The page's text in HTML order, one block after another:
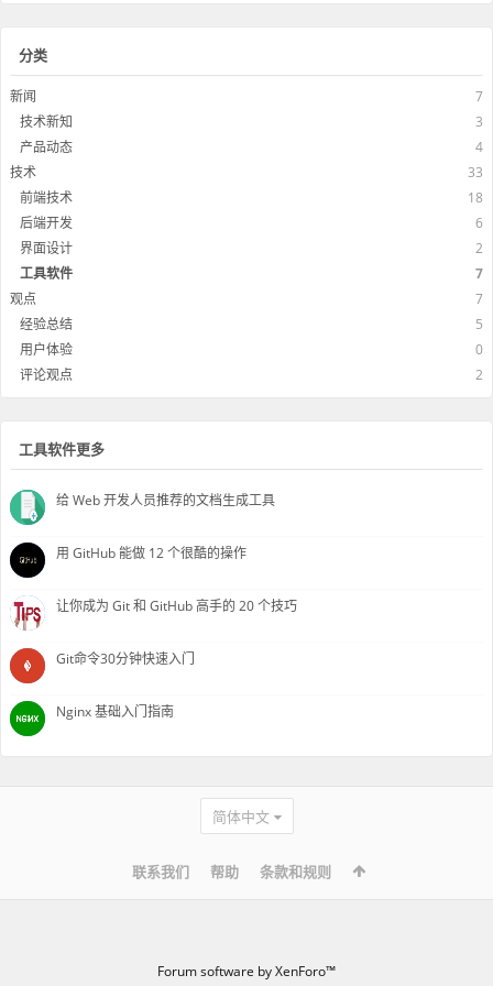
分类
新闻
7
技术新知
3
产品动态
4
技术
33
前端技术
18
后端开发
6
界面设计
2
工具软件
7
观点
7
经验总结
5
用户体验
0
评论观点
2
工具软件更多
给 Web 开发人员推荐的文档生成工具
用 GitHub 能做 12 个很酷的操作
让你成为 Git 和 GitHub 高手的 20 个技巧
Git命令30分钟快速入门
Nginx 基础入门指南
简体中文
联系我们 帮助 条款和规则
Forum software by XenForo™